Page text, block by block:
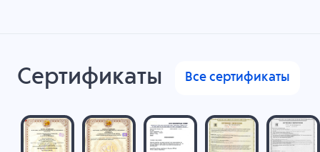
Сертификаты Все сертификаты